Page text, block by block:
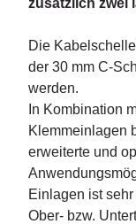
zusätzlich zwei
Die
der 30 mm C-
werden.
In Kombination
Klemm­einlagen
erweiterte und
Einlagen ist
Ober- bzw.